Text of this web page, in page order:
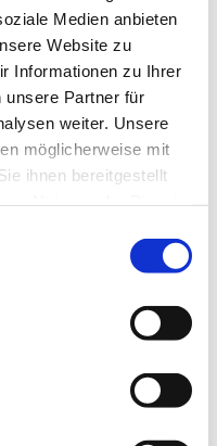
Medien anbieten
Website zu
Informationen zu Ihrer
unsere Partner für
weiter. Unsere
möglicherweise mit
ihnen bereitgestellt
Tel.